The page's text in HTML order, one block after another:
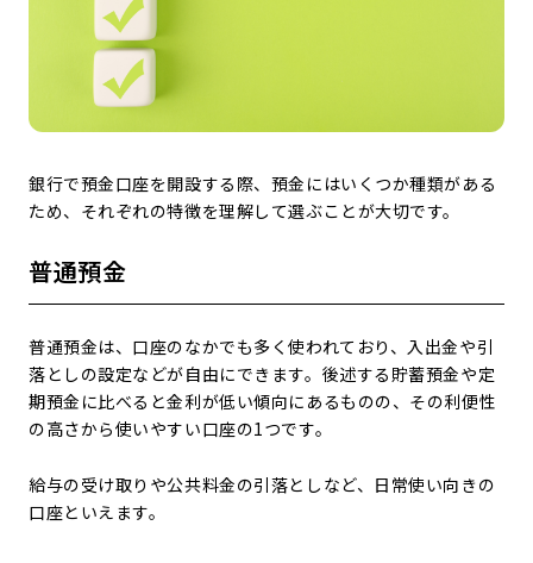
銀行で預金口座を開設する際、預金にはいくつか種類がある
ため、それぞれの特徴を理解して選ぶことが大切です。
普通預金
普通預金は、口座のなかでも多く使われており、入出金や引
落としの設定などが自由にできます。後述する貯蓄預金や定
期預金に比べると金利が低い傾向にあるものの、その利便性
の高さから使いやすい口座の1つです。
給与の受け取りや公共料金の引落としなど、日常使い向きの
口座といえます。